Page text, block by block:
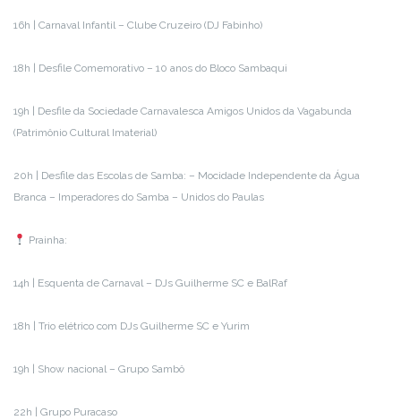
16h | Carnaval Infantil – Clube Cruzeiro (DJ Fabinho)
18h | Desfile Comemorativo – 10 anos do Bloco Sambaqui
19h | Desfile da Sociedade Carnavalesca Amigos Unidos da Vagabunda
(Patrimônio Cultural Imaterial)
20h | Desfile das Escolas de Samba: – Mocidade Independente da Água
Branca – Imperadores do Samba – Unidos do Paulas
Prainha:
14h | Esquenta de Carnaval – DJs Guilherme SC e BalRaf
18h | Trio elétrico com DJs Guilherme SC e Yurim
19h | Show nacional – Grupo Sambô
22h | Grupo Puracaso